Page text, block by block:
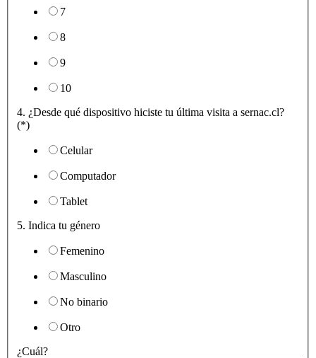
7
8
9
10
4. ¿Desde qué dispositivo hiciste tu última visita a sernac.cl?
(*)
Celular
Computador
Tablet
5. Indica tu género
Femenino
Masculino
No binario
Otro
¿Cuál?